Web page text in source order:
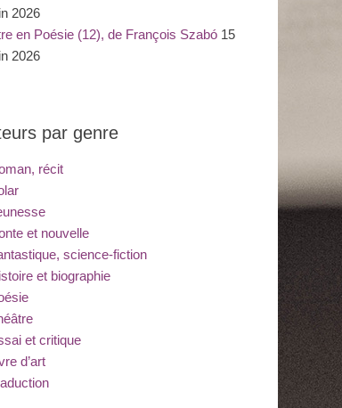
2026
en Poésie (12), de François Szabó 15
2026
par genre
récit
et nouvelle
science-fiction
et biographie
et critique
d’art